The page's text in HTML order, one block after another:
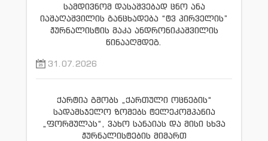
სამდივნომ დასაშვებად ცნო ანა
იაშაღაშვილის განცხადება “ტვ პირველის”
ჟურნალისტის მაკა ანდრონიკაშვილის
წინააღმდეგ.
31.07.2026
ქარტია გმობს „ქართული ოცნების“
სადამსჯელო ზომებს ტელეკომპანია
„ფორმულას“, ვახო სანაიას და მისი სხვა
ჟურნალისტების მიმართ